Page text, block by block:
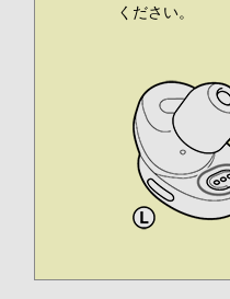
ください。